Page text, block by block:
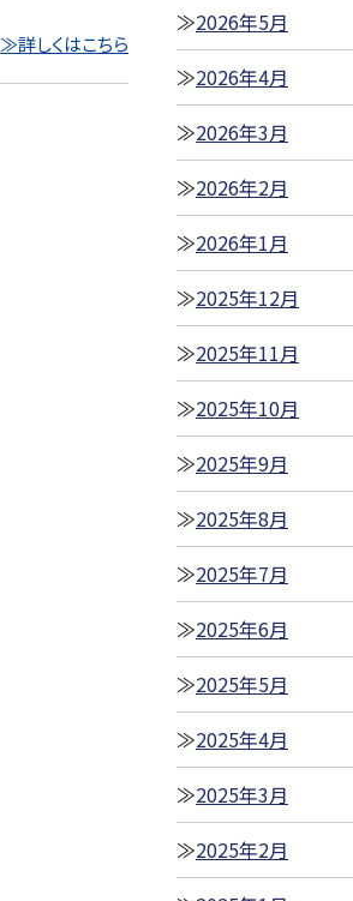
≫詳しくはこちら
2026年5月
2026年4月
2026年3月
2026年2月
2026年1月
2025年12月
2025年11月
2025年10月
2025年9月
2025年8月
2025年7月
2025年6月
2025年5月
2025年4月
2025年3月
2025年2月